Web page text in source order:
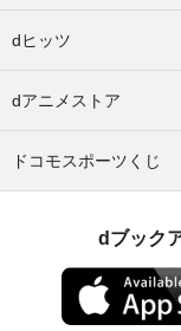
dヒッツ
dアニメストア
ドコモスポーツくじ
dブック